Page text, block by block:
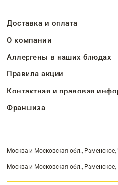
Доставка и оплата
О компании
Аллергены в наших блюдах
Правила акции
Контактная и правовая
Франшиза
Москва и Московская обл., Раменское,
Москва и Московская обл., Раменское,